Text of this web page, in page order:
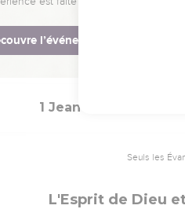
nous aimions les uns
24 Celui qui garde ses
1 Jean
Seuls les
L'Esprit de Dieu